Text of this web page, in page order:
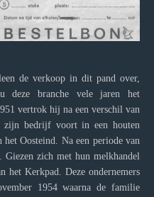
de verkoop in dit pand over,
deze branche vele jaren het
vertrok hij na een verschil van
zijn bedrijf voort in een houten
Oosteind. Na een periode van
Giezen zich met hun melkhandel
het Kerkpad. Deze ondernemers
1954 waarna de familie